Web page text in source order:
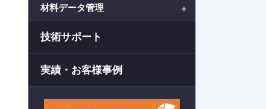
材料データ管理
技術サポート
実績・お客様事例